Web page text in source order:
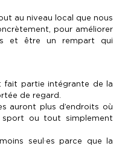
au niveau local que nous
pour améliorer
et être un rempart qui
fait partie intégrante de la
de regard.
auront plus d’endroits où
ou tout simplement
seul·es parce que la